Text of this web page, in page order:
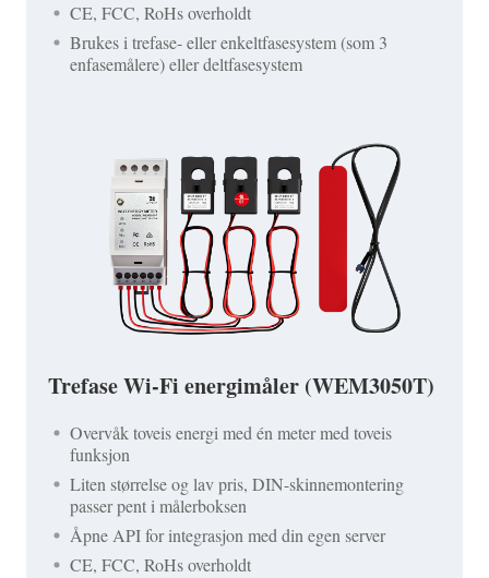
CE, FCC, RoHs overholdt
Brukes i trefase- eller enkeltfasesystem (som 3
enfasemålere) eller deltfasesystem
Trefase Wi-Fi energimåler (WEM3050T)
Overvåk toveis energi med én meter med toveis
funksjon
Liten størrelse og lav pris, DIN-skinnemontering
passer pent i målerboksen
Åpne API for integrasjon med din egen server
CE, FCC, RoHs overholdt